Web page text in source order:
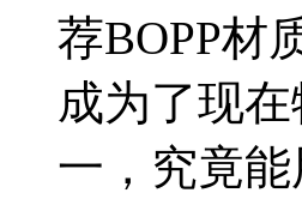
荐BOPP
成为了现
一，究竟